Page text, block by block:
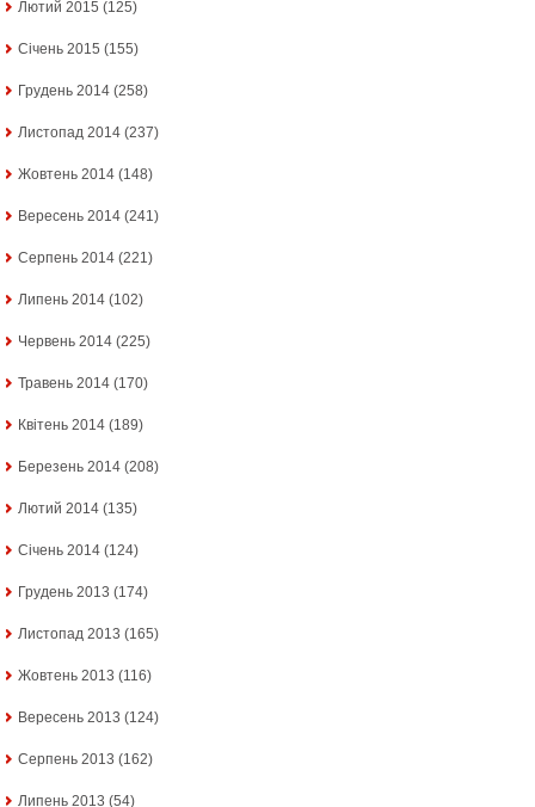
Лютий 2015 (125)
Січень 2015 (155)
Грудень 2014 (258)
Листопад 2014 (237)
Жовтень 2014 (148)
Вересень 2014 (241)
Серпень 2014 (221)
Липень 2014 (102)
Червень 2014 (225)
Травень 2014 (170)
Квітень 2014 (189)
Березень 2014 (208)
Лютий 2014 (135)
Січень 2014 (124)
Грудень 2013 (174)
Листопад 2013 (165)
Жовтень 2013 (116)
Вересень 2013 (124)
Серпень 2013 (162)
Липень 2013 (54)